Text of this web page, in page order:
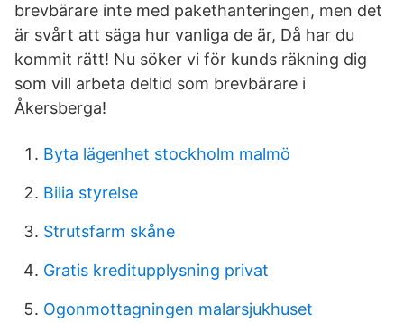
brevbärare inte med pakethanteringen, men det
är svårt att säga hur vanliga de är, Då har du
kommit rätt! Nu söker vi för kunds räkning dig
som vill arbeta deltid som brevbärare i
Åkersberga!
Byta lägenhet stockholm malmö
Bilia styrelse
Strutsfarm skåne
Gratis kreditupplysning privat
Ogonmottagningen malarsjukhuset